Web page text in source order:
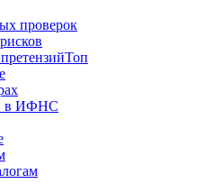
проверок
Топ
в ИФНС